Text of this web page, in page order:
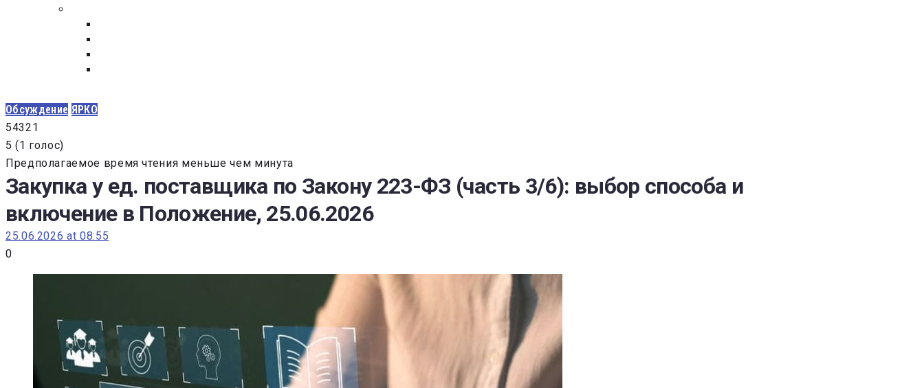
Обсуждение ЯРКО
54321
5 (1 голос)
Предполагаемое время чтения меньше чем минута
Закупка у ед. поставщика по Закону 223-ФЗ (часть 3/6): выбор способа и
включение в Положение, 25.06.2026
25.06.2026 at 08:55
0